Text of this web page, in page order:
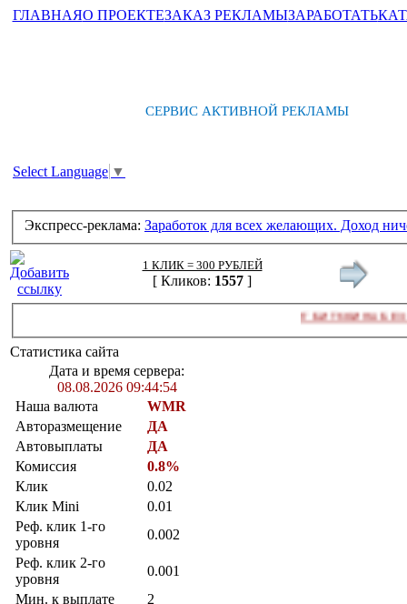
ГЛАВНАЯО ПРОЕКТЕЗАКАЗ РЕКЛАМЫЗАРАБОТАТЬ
СЕРВИС АКТИВНОЙ РЕКЛАМЫ
Select Language ▼
Экспресс-реклама: Заработок для всех желающих. Доход
1 КЛИК = 300 РУБЛЕЙ
[ Кликов: 1557 ]
СЁРФИНГ БИТКОИНА БЕЗ КАПЧИ!
Статистика сайта
Дата и время сервера:
08.08.2026 09:44:54
Наша валюта
WMR
Авторазмещение
ДА
Автовыплаты
ДА
Комиссия
0.8%
Клик
0.02
Клик Mini
0.01
Реф. клик 1-го
уровня
0.002
Реф. клик 2-го
уровня
0.001
Мин. к выплате
2